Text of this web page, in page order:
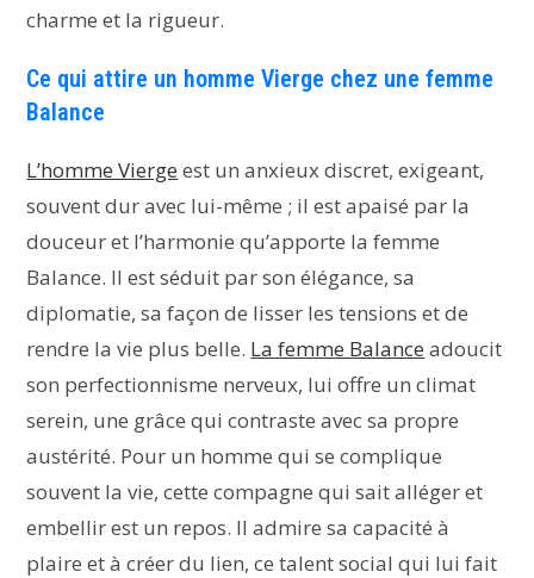
charme et la rigueur.
Ce qui attire un homme Vierge chez une femme
Balance
L’homme Vierge est un anxieux discret, exigeant,
souvent dur avec lui-même ; il est apaisé par la
douceur et l’harmonie qu’apporte la femme
Balance. Il est séduit par son élégance, sa
diplomatie, sa façon de lisser les tensions et de
rendre la vie plus belle. La femme Balance adoucit
son perfectionnisme nerveux, lui offre un climat
serein, une grâce qui contraste avec sa propre
austérité. Pour un homme qui se complique
souvent la vie, cette compagne qui sait alléger et
embellir est un repos. Il admire sa capacité à
plaire et à créer du lien, ce talent social qui lui fait